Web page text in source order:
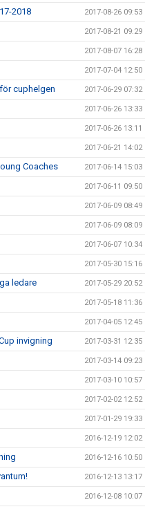
2018 2017-08-26 09:53
2017-08-21 09:29
2017-08-07 16:28
2017-07-04 12:50
cuphelgen 2017-06-29 07:32
2017-06-26 13:33
2017-06-26 13:11
2017-06-21 14:02
Coaches 2017-06-14 15:03
2017-06-11 09:50
2017-06-09 08:49
2017-06-09 08:09
2017-06-07 10:34
2017-05-30 15:16
ledare 2017-05-29 20:52
2017-05-18 11:36
2017-04-05 12:45
invigning 2017-03-31 12:35
2017-03-14 09:23
2017-03-10 10:57
2017-02-02 12:52
2017-01-29 19:33
2016-12-19 12:02
2016-12-16 10:50
2016-12-13 13:17
2016-12-08 10:07